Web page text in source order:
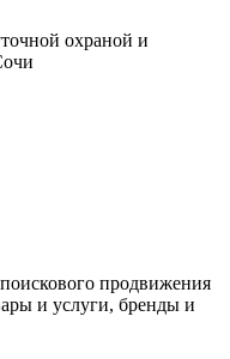
охраной и
продвижения
и услуги, бренды и